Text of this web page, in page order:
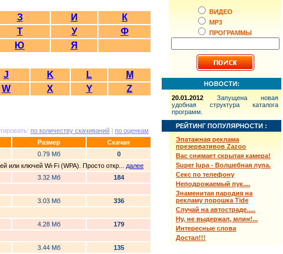
З И
К
Т У
Ф
Ю Я
J K L
M
W X Y Z
по количеству скачиваний | по оценкам
Размер
Скачан
0.79 Мб
0
или ключей Wi-Fi (WPA). Просто откр... далее
3.32 Мб
184
3.03 Мб
336
4.28 Мб
179
3.44 Мб 135
ВИДЕО
MP3
ПРОГРАММЫ
НОВОСТИ:
20.01.2012
Запущена новая
удобная структура каталога
программ.
РЕЙТИНГ ПОПУЛЯРНОСТИ :
Эпатажная реклама
презервативов Zazoo
Вас снимает скрытая камера!
Super lupa - Волшебная лупа.
Секс по телефону
Неподрожаемый пук....
Знаменитая пародия на
рекламу порошка Tide
Случай на автостраде.....
Ну, не выдержал, млин!...
Интересные слова
Достал!!!